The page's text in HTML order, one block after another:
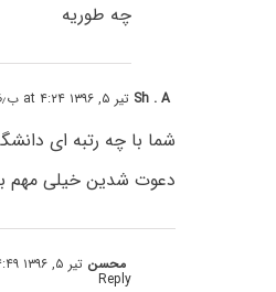
چه طوریه
Sh . A تیر ۵, ۱۳۹۶ at ۴:۲۴ ب٫ظ
شما با چه رتبه ای
دعوت شدین خیلی مهم
محسن تیر ۵, ۱۳۹۶ at ۴:۴۹ ب٫ظ
Reply